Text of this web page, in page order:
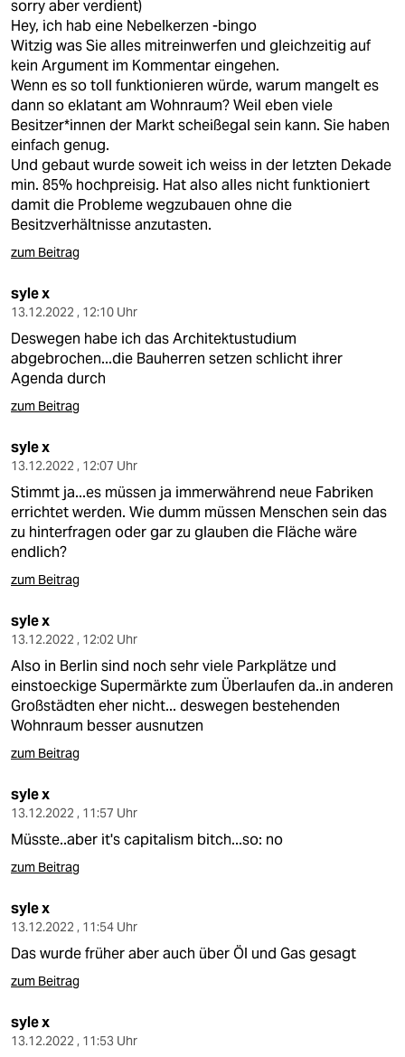
sorry aber verdient)
Hey, ich hab eine Nebelkerzen -bingo
Witzig was Sie alles mitreinwerfen und gleichzeitig auf
kein Argument im Kommentar eingehen.
Wenn es so toll funktionieren würde, warum mangelt es
dann so eklatant am Wohnraum? Weil eben viele
Besitzer*innen der Markt scheißegal sein kann. Sie haben
einfach genug.
Und gebaut wurde soweit ich weiss in der letzten Dekade
min. 85% hochpreisig. Hat also alles nicht funktioniert
damit die Probleme wegzubauen ohne die
Besitzverhältnisse anzutasten.
zum Beitrag
syle x
13.12.2022 , 12:10 Uhr
Deswegen habe ich das Architektustudium
abgebrochen...die Bauherren setzen schlicht ihrer
Agenda durch
zum Beitrag
syle x
13.12.2022 , 12:07 Uhr
Stimmt ja...es müssen ja immerwährend neue Fabriken
errichtet werden. Wie dumm müssen Menschen sein das
zu hinterfragen oder gar zu glauben die Fläche wäre
endlich?
zum Beitrag
syle x
13.12.2022 , 12:02 Uhr
Also in Berlin sind noch sehr viele Parkplätze und
einstoeckige Supermärkte zum Überlaufen da..in anderen
Großstädten eher nicht... deswegen bestehenden
Wohnraum besser ausnutzen
zum Beitrag
syle x
13.12.2022 , 11:57 Uhr
Müsste..aber it's capitalism bitch...so: no
zum Beitrag
syle x
13.12.2022 , 11:54 Uhr
Das wurde früher aber auch über Öl und Gas gesagt
zum Beitrag
syle x
13.12.2022 , 11:53 Uhr